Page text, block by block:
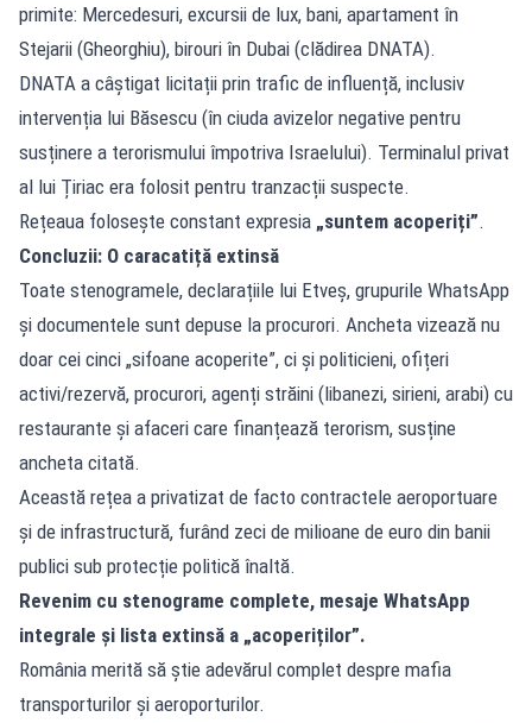
primite: Mercedesuri, excursii de lux, bani, apartament în
Stejarii (Gheorghiu), birouri în Dubai (clădirea DNATA).
DNATA a câștigat licitații prin trafic de influență, inclusiv
intervenția lui Băsescu (în ciuda avizelor negative pentru
susținere a terorismului împotriva Israelului). Terminalul privat
al lui Țiriac era folosit pentru tranzacții suspecte.
Rețeaua folosește constant expresia „suntem acoperiți”.
Concluzii: O caracatiță extinsă
Toate stenogramele, declarațiile lui Etveș, grupurile WhatsApp
și documentele sunt depuse la procurori. Ancheta vizează nu
doar cei cinci „sifoane acoperite”, ci și politicieni, ofițeri
activi/rezervă, procurori, agenți străini (libanezi, sirieni, arabi) cu
restaurante și afaceri care finanțează terorism, susține
ancheta citată.
Această rețea a privatizat de facto contractele aeroportuare
și de infrastructură, furând zeci de milioane de euro din banii
publici sub protecție politică înaltă.
Revenim cu stenograme complete, mesaje WhatsApp
integrale și lista extinsă a „acoperiților”.
România merită să știe adevărul complet despre mafia
transporturilor și aeroporturilor.